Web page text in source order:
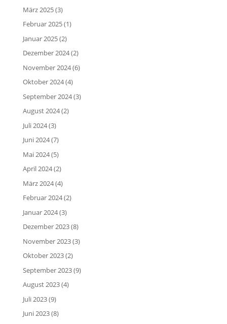
März 2025(3)
Februar 2025(1)
Januar 2025(2)
Dezember 2024(2)
November 2024(6)
Oktober 2024(4)
September 2024(3)
August 2024(2)
Juli 2024(3)
Juni 2024(7)
Mai 2024(5)
April 2024(2)
März 2024(4)
Februar 2024(2)
Januar 2024(3)
Dezember 2023(8)
November 2023(3)
Oktober 2023(2)
September 2023(9)
August 2023(4)
Juli 2023(9)
Juni 2023(8)